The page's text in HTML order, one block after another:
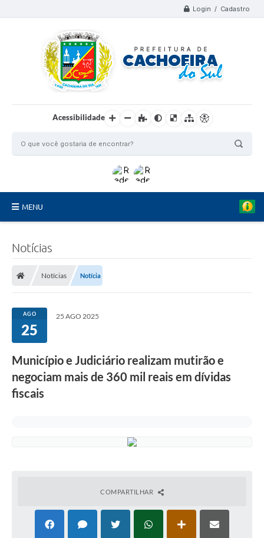
Login / Cadastro
Acessibilidade
MENU
Conselhos Municipais
Serviços on-line
Coleta seletiva - Informações
A Prefeitura
Notícias
Notícias Notícia
AGO
25
25 AGO 2025
Município e Judiciário realizam mutirão e
negociam mais de 360 mil reais em dívidas
fiscais
COMPARTILHAR